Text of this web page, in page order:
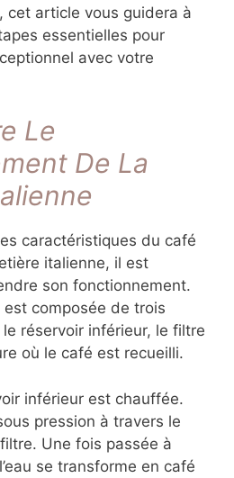
cet article vous guidera à
essentielles pour
avec votre
Le
De La
caractéristiques du café
italienne, il est
son fonctionnement.
composée de trois
réservoir inférieur, le filtre
où le café est recueilli.
inférieur est chauffée.
pression à travers le
Une fois passée à
se transforme en café